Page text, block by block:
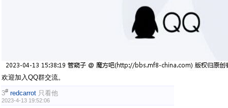
欢迎加入QQ群交流。
3# redcarrot 只看他
2023-4-13 19:52:06